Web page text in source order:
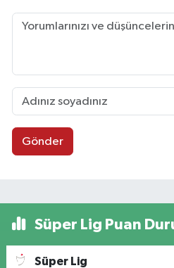
Gönder
Süper Lig Puan
Süper Lig